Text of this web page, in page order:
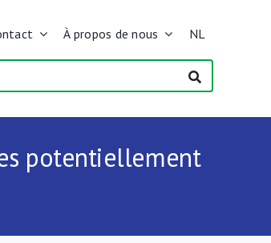
À propos de nous NL
potentiellement